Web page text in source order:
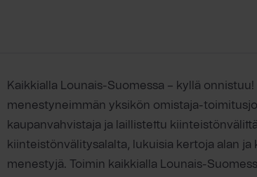
Kaikkialla Lounais-Suomessa – kyllä
menestyneimmän yksikön omistaja-
kaupanvahvistaja ja laillistettu
kiinteistönvälitysalalta, lukuisia kertoja alan
menestyjä. Toimin kaikkialla Lounais-